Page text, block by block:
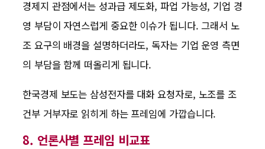
경제지 관점에서는 성과급 제도화, 파업 가능성, 기업 경
영 부담이 자연스럽게 중요한 이슈가 됩니다. 그래서 노
조 요구의 배경을 설명하더라도, 독자는 기업 운영 측면
의 부담을 함께 떠올리게 됩니다.
한국경제 보도는 삼성전자를 대화 요청자로, 노조를 조
건부 거부자로 읽히게 하는 프레임에 가깝습니다.
8. 언론사별 프레임 비교표